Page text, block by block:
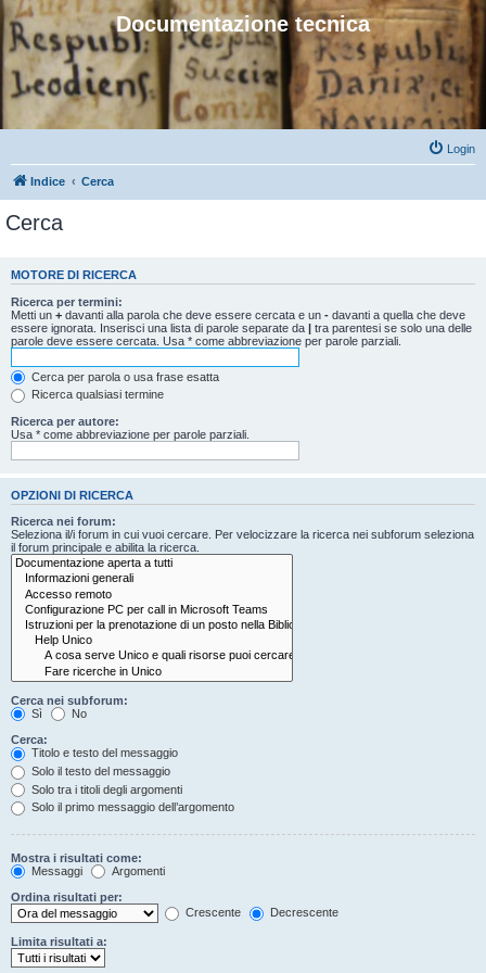
Documentazione tecnica
Login
Indice Cerca
Cerca
MOTORE DI RICERCA
Ricerca per termini:
Metti un + davanti alla parola che deve essere cercata e un - davanti a quella che deve
essere ignorata. Inserisci una lista di parole separate da | tra parentesi se solo una delle
parole deve essere cercata. Usa * come abbreviazione per parole parziali.
Cerca per parola o usa frase esatta
Ricerca qualsiasi termine
Ricerca per autore:
Usa * come abbreviazione per parole parziali.
OPZIONI DI RICERCA
Ricerca nei forum:
Seleziona il/i forum in cui vuoi cercare. Per velocizzare la ricerca nei subforum seleziona
il forum principale e abilita la ricerca.
Cerca nei subforum:
Sì
No
Cerca:
Titolo e testo del messaggio
Solo il testo del messaggio
Solo tra i titoli degli argomenti
Solo il primo messaggio dell’argomento
Mostra i risultati come:
Messaggi
Argomenti
Ordina risultati per:
Crescente
Decrescente
Limita risultati a: